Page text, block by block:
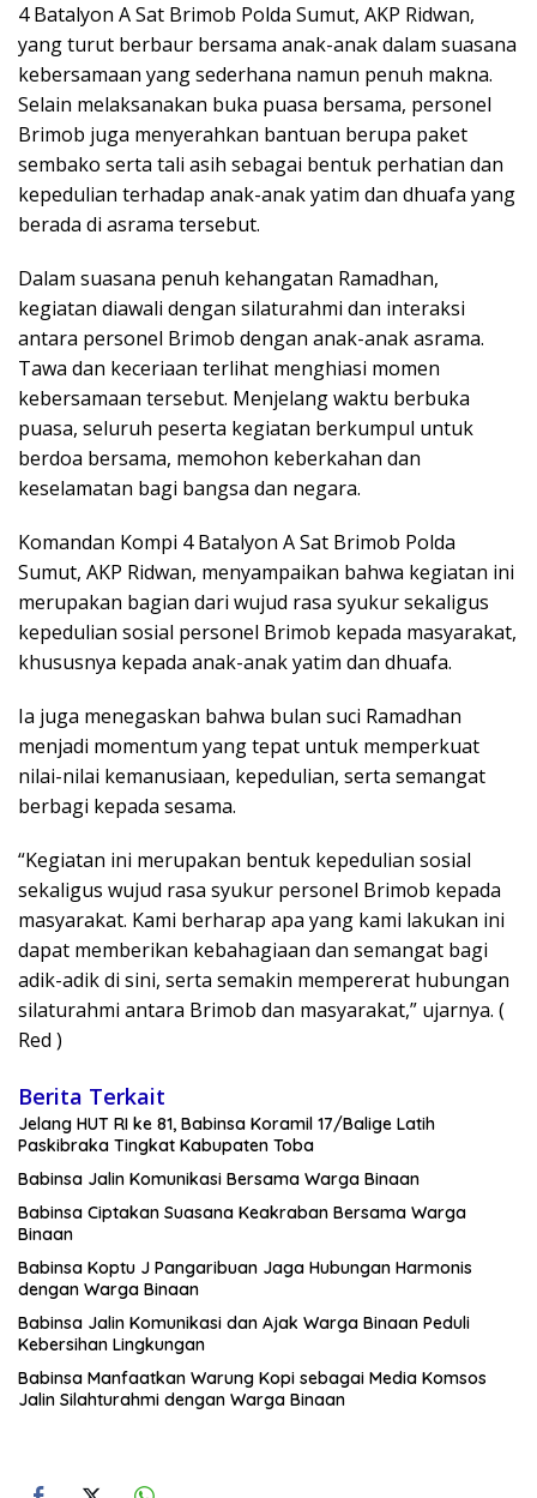
4 Batalyon A Sat Brimob Polda Sumut, AKP Ridwan,
yang turut berbaur bersama anak-anak dalam suasana
kebersamaan yang sederhana namun penuh makna.
Selain melaksanakan buka puasa bersama, personel
Brimob juga menyerahkan bantuan berupa paket
sembako serta tali asih sebagai bentuk perhatian dan
kepedulian terhadap anak-anak yatim dan dhuafa yang
berada di asrama tersebut.
Dalam suasana penuh kehangatan Ramadhan,
kegiatan diawali dengan silaturahmi dan interaksi
antara personel Brimob dengan anak-anak asrama.
Tawa dan keceriaan terlihat menghiasi momen
kebersamaan tersebut. Menjelang waktu berbuka
puasa, seluruh peserta kegiatan berkumpul untuk
berdoa bersama, memohon keberkahan dan
keselamatan bagi bangsa dan negara.
Komandan Kompi 4 Batalyon A Sat Brimob Polda
Sumut, AKP Ridwan, menyampaikan bahwa kegiatan ini
merupakan bagian dari wujud rasa syukur sekaligus
kepedulian sosial personel Brimob kepada masyarakat,
khususnya kepada anak-anak yatim dan dhuafa.
Ia juga menegaskan bahwa bulan suci Ramadhan
menjadi momentum yang tepat untuk memperkuat
nilai-nilai kemanusiaan, kepedulian, serta semangat
berbagi kepada sesama.
“Kegiatan ini merupakan bentuk kepedulian sosial
sekaligus wujud rasa syukur personel Brimob kepada
masyarakat. Kami berharap apa yang kami lakukan ini
dapat memberikan kebahagiaan dan semangat bagi
adik-adik di sini, serta semakin mempererat hubungan
silaturahmi antara Brimob dan masyarakat,” ujarnya. (
Red )
Berita Terkait
Jelang HUT RI ke 81, Babinsa Koramil 17/Balige Latih
Paskibraka Tingkat Kabupaten Toba
Babinsa Jalin Komunikasi Bersama Warga Binaan
Babinsa Ciptakan Suasana Keakraban Bersama Warga
Binaan
Babinsa Koptu J Pangaribuan Jaga Hubungan Harmonis
dengan Warga Binaan
Babinsa Jalin Komunikasi dan Ajak Warga Binaan Peduli
Kebersihan Lingkungan
Babinsa Manfaatkan Warung Kopi sebagai Media Komsos
Jalin Silahturahmi dengan Warga Binaan